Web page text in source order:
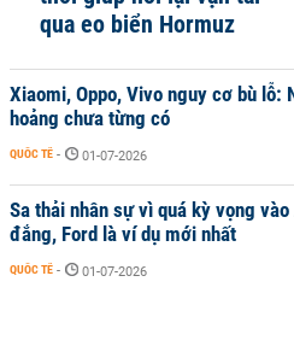
qua eo biển Hormuz
Xiaomi, Oppo, Vivo nguy cơ bù lỗ:
hoảng chưa từng có
QUỐC TẾ - 01-07-2026
Sa thải nhân sự vì quá kỳ vọng
đắng, Ford là ví dụ mới nhất
QUỐC TẾ - 01-07-2026